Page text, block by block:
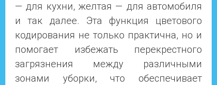
— для кухни, желтая — для автомобиля
и так далее. Эта функция цветового
кодирования не только практична, но и
помогает избежать перекрестного
загрязнения между различными
зонами уборки, что обеспечивает